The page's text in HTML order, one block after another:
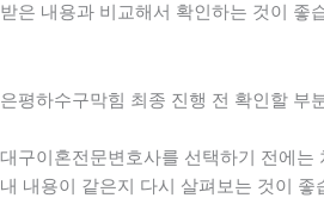
받은 내용과 비교해서 확인하는 것이 좋
은평하수구막힘 최종 진행 전 확인할 부
대구이혼전문변호사를 선택하기 전에는
내 내용이 같은지 다시 살펴보는 것이